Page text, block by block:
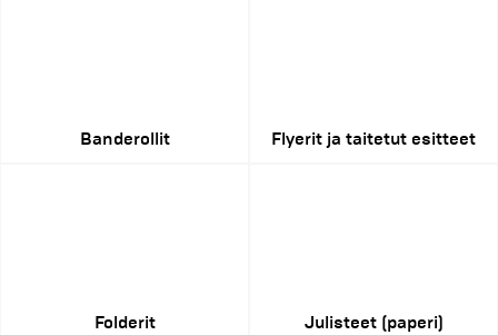
Banderollit Flyerit ja taitetut esitteet
Folderit Julisteet (paperi)